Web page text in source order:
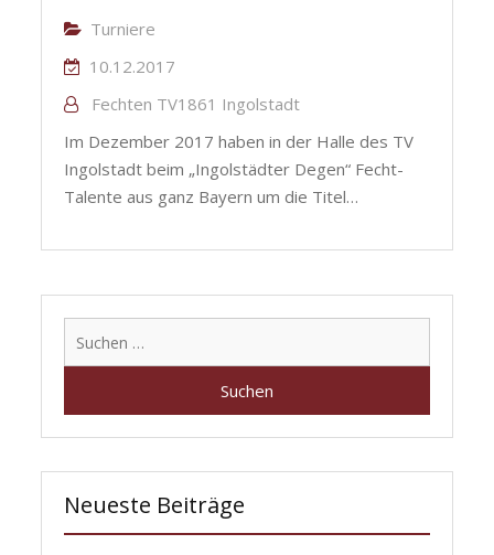
Turniere
10.12.2017
Fechten TV1861 Ingolstadt
Im Dezember 2017 haben in der Halle des TV
Ingolstadt beim „Ingolstädter Degen“ Fecht-
Talente aus ganz Bayern um die Titel…
Neueste Beiträge